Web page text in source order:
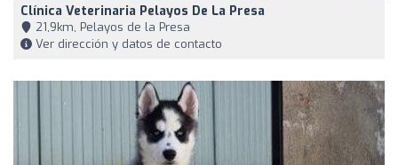
Clínica Veterinaria Pelayos De La Presa
21,9km, Pelayos de la Presa
Ver dirección y datos de contacto